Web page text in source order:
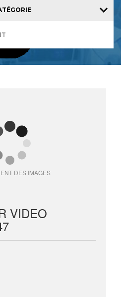
DES IMAGES
VIDEO